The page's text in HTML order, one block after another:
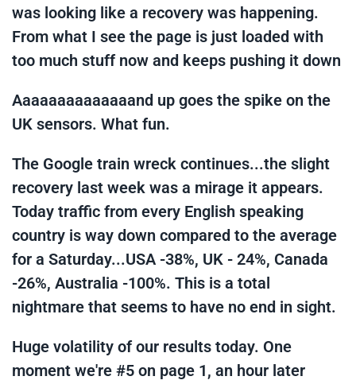
was looking like a recovery was happening.
From what I see the page is just loaded with
too much stuff now and keeps pushing it down
Aaaaaaaaaaaaaand up goes the spike on the
UK sensors. What fun.
The Google train wreck continues...the slight
recovery last week was a mirage it appears.
Today traffic from every English speaking
country is way down compared to the average
for a Saturday...USA -38%, UK - 24%, Canada
-26%, Australia -100%. This is a total
nightmare that seems to have no end in sight.
Huge volatility of our results today. One
moment we're #5 on page 1, an hour later